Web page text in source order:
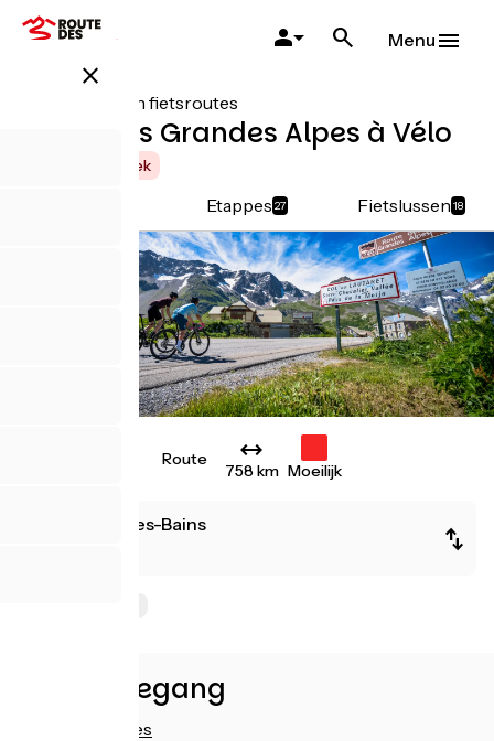
Overslaan
close
Menu
Alle soorten fietsroutes
Route des Grandes Alpes à Vélo
Grote Oversteek
Etappes 27 Fietslussen18
Route
758 km Moeilijk
Thonon-les-Bains
Snelle toegang
Accommodaties